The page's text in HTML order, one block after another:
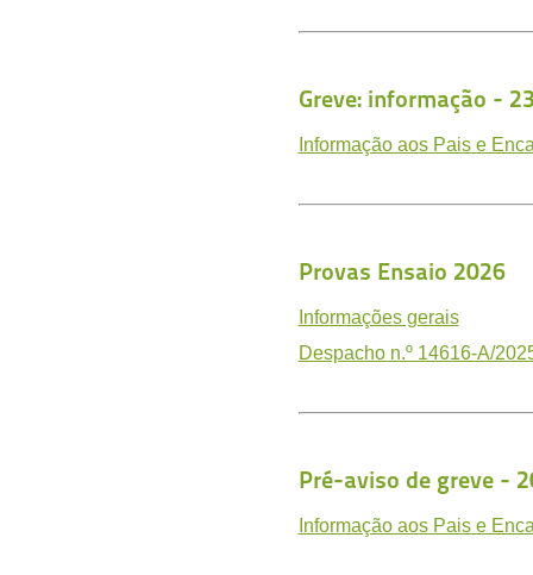
Greve: informação -
Informação aos Pais e
Provas Ensaio 2026
Informações gerais
Despacho n.º 14616-A/
Pré-aviso de greve -
Informação aos Pais e